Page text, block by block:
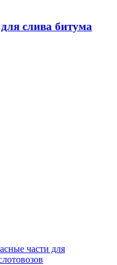
слива битума
части для